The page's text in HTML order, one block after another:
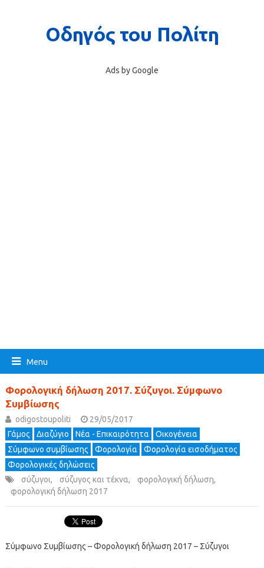
Ads by Google
Menu
Φορολογική δήλωση 2017. Σύζυγοι. Σύμφωνο
Συμβίωσης
odigostoupoliti
29/05/2017
Γάμος
Διαζύγιο Νέα - Επικαιρότητα
Οικογένεια
Σύμφωνο συμβίωσης
Φορολογία
Φορολογία εισοδήματος
Φορολογικές δηλώσεις
σύζυγοι, σύζυγος και τέκνα, φορολογική δήλωση,
φορολογική δήλωση 2017
Σύμφωνο Συμβίωσης – Φορολογική δήλωση 2017 – Σύζυγοι